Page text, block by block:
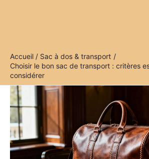
Accueil
Sac à dos & transport
Choisir le bon sac de transport : critères
considérer